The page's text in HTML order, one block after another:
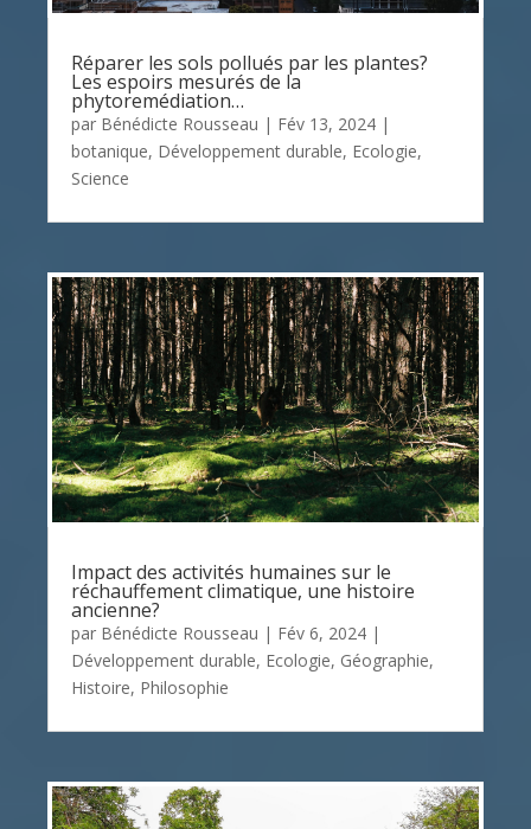
Réparer les sols pollués par les plantes?
Les espoirs mesurés de la
phytoremédiation…
par Bénédicte Rousseau | Fév 13, 2024 |
botanique, Développement durable, Ecologie,
Science
Impact des activités humaines sur le
réchauffement climatique, une histoire
ancienne?
par Bénédicte Rousseau | Fév 6, 2024 |
Développement durable, Ecologie, Géographie,
Histoire, Philosophie